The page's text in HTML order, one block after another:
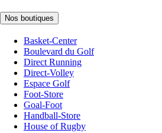
Nos boutiques
Basket-Center
Boulevard du Golf
Direct Running
Direct-Volley
Espace Golf
Foot-Store
Goal-Foot
Handball-Store
House of Rugby